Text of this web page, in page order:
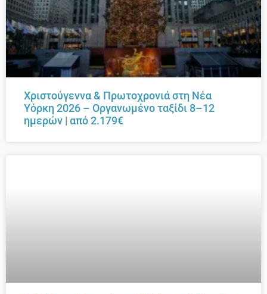
Χριστούγεννα & Πρωτοχρονιά στη Νέα
Υόρκη 2026 – Οργανωμένο ταξίδι 8–12
ημερών | από 2.179€